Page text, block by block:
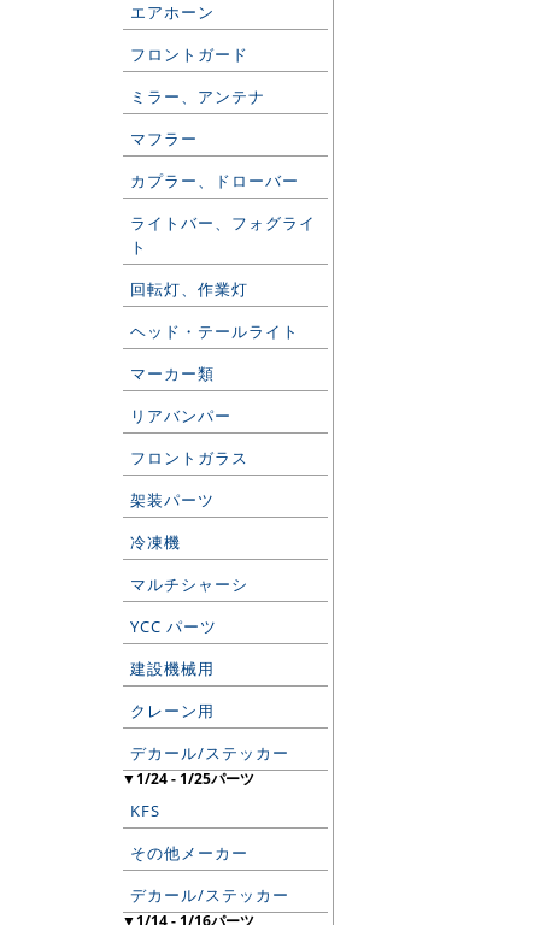
エアホーン
フロントガード
ミラー、アンテナ
マフラー
カプラー、ドローバー
ライトバー、フォグライ
ト
回転灯、作業灯
ヘッド・テールライト
マーカー類
リアバンパー
フロントガラス
架装パーツ
冷凍機
マルチシャーシ
YCC パーツ
建設機械用
クレーン用
デカール/ステッカー
▼1/24 - 1/25パーツ
KFS
その他メーカー
デカール/ステッカー
▼1/14 - 1/16パーツ